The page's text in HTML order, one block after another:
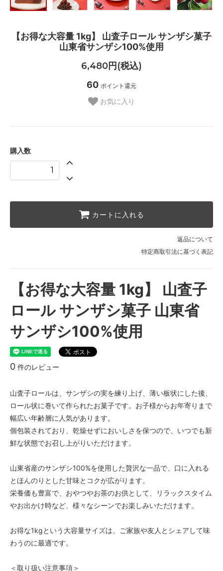
【お得な大容量 1kg】 山査子ロール サンザシ菓子
山東省サンザシ100%使用
6,480円(税込)
60 ポイント還元
お気に入り
購入数
カートに入れる
返品について
特定商取引法に基づく表記
【お得な大容量 1kg】 山査子
ロール サンザシ菓子 山東省
サンザシ100%使用
0 件のレビュー
山査子ロールは、サンザシの実を練り上げ、薄い板状にした後、
ロール状に巻いて作られたお菓子です。お子様からお年寄りまで
幅広い年齢層に人気があります。
個包装されており、乾燥せずにおいしさを保つので、いつでも新
鮮な状態でお召し上がりいただけます。
山東省産のサンザシ100%を使用した贅沢な一品で、口に入れる
とほんのりとした甘味とコクが広がります。
栄養価も豊富で、おやつやお茶のお供として、リラックスタイム
やお出かけ時など、様々なシーンでお楽しみいただけます。
お得な1kgという大容量サイズは、ご家族や友人とシェアして味
わうのに最適です。
＜取り扱い注意事項＞